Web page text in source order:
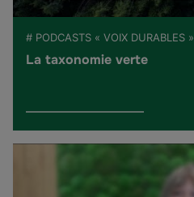
# PODCASTS « VOIX DURABLES »
La taxonomie verte